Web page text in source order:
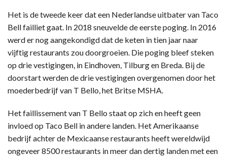
Het is de tweede keer dat een Nederlandse uitbater van Taco
Bell failliet gaat. In 2018 sneuvelde de eerste poging. In 2016
werd er nog aangekondigd dat de keten in tien jaar naar
vijftig restaurants zou doorgroeien. Die poging bleef steken
op drie vestigingen, in Eindhoven, Tilburg en Breda. Bij de
doorstart werden de drie vestigingen overgenomen door het
moederbedrijf van T Bello, het Britse MSHA.
Het faillissement van T Bello staat op zich en heeft geen
invloed op Taco Bell in andere landen. Het Amerikaanse
bedrijf achter de Mexicaanse restaurants heeft wereldwijd
ongeveer 8500 restaurants in meer dan dertig landen met een